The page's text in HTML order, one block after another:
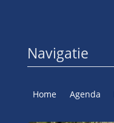
Navigatie
Home Agenda